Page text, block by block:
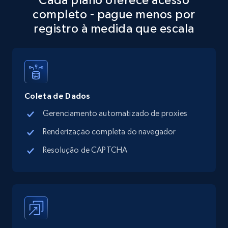
Address, Description, Business details, and
more.
Place id, URL, Country, Name, Category,
Address, Description, Business details, and
Google Maps full information - Collect
completo - pague menos por
registro à medida que escala
Coleta de Dados
Gerenciamento automatizado de proxies
Renderização completa do navegador
Resolução de CAPTCHA